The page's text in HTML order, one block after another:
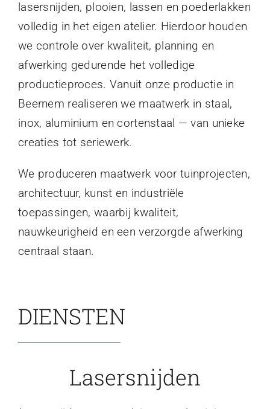
lasersnijden, plooien, lassen en poederlakken
volledig in het eigen atelier. Hierdoor houden
we controle over kwaliteit, planning en
afwerking gedurende het volledige
productieproces. Vanuit onze productie in
Beernem realiseren we maatwerk in staal,
inox, aluminium en cortenstaal — van unieke
creaties tot seriewerk.
We produceren maatwerk voor tuinprojecten,
architectuur, kunst en industriële
toepassingen, waarbij kwaliteit,
nauwkeurigheid en een verzorgde afwerking
centraal staan.
DIENSTEN
Lasersnijden